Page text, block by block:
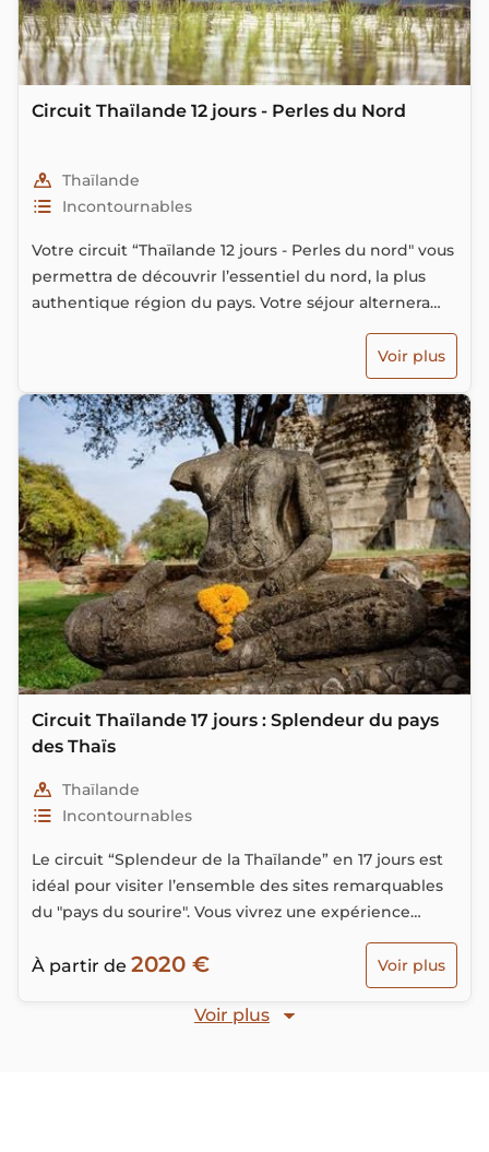
Circuit Thaïlande 12 jours - Perles du Nord
Thaïlande
Incontournables
Votre circuit “Thaïlande 12 jours - Perles du nord" vous
permettra de découvrir l’essentiel du nord, la plus
authentique région du pays. Votre séjour alternera
entre découvertes de paysages naturels somptueux,
immersion dans la culture Thaïlandaise et rencontres
Voir plus
Circuit Thaïlande 17 jours : Splendeur du pays
des Thaïs
Thaïlande
Incontournables
Le circuit “Splendeur de la Thaïlande” en 17 jours est
idéal pour visiter l’ensemble des sites remarquables
du "pays du sourire". Vous vivrez une expérience
unique en immersion totale avec la culture
Thaïlandaise...
À partir de 2020 € Voir plus
Voir plus